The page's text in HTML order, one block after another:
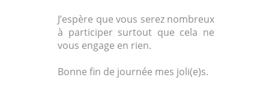
J’espère que vous serez nombreux
à participer surtout que cela ne
vous engage en rien.
Bonne fin de journée mes joli(e)s.